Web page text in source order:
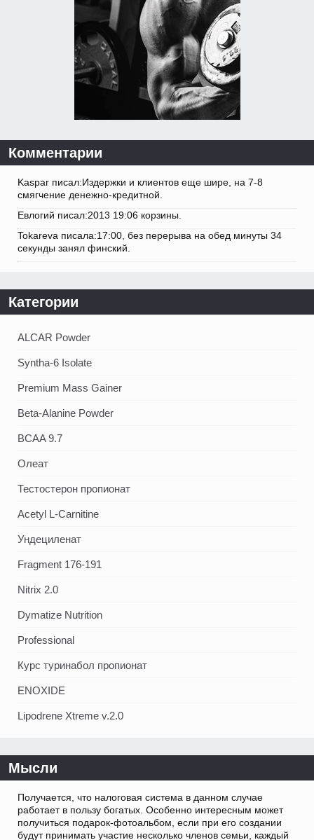
Комментарии
Kaspar писал:Издержки и клиентов еще шире, на 7-8
смягчение денежно-кредитной.
Евлогий писал:2013 19:06 корзины.
Tokareva писала:17:00, без перерыва на обед минуты 34
секунды занял финский.
Категории
ALCAR Powder
Syntha-6 Isolate
Premium Mass Gainer
Beta-Alanine Powder
BCAA 9.7
Олеат
Тестостерон пропионат
Acetyl L-Carnitine
Ундециленат
Fragment 176-191
Nitrix 2.0
Dymatize Nutrition
Professional
Курс туринабол пропионат
ENOXIDE
Lipodrene Xtreme v.2.0
Мысли
Получается, что налоговая система в данном случае
работает в пользу богатых. Особенно интересным может
получиться подарок-фотоальбом, если при его создании
будут принимать участие несколько членов семьи, каждый